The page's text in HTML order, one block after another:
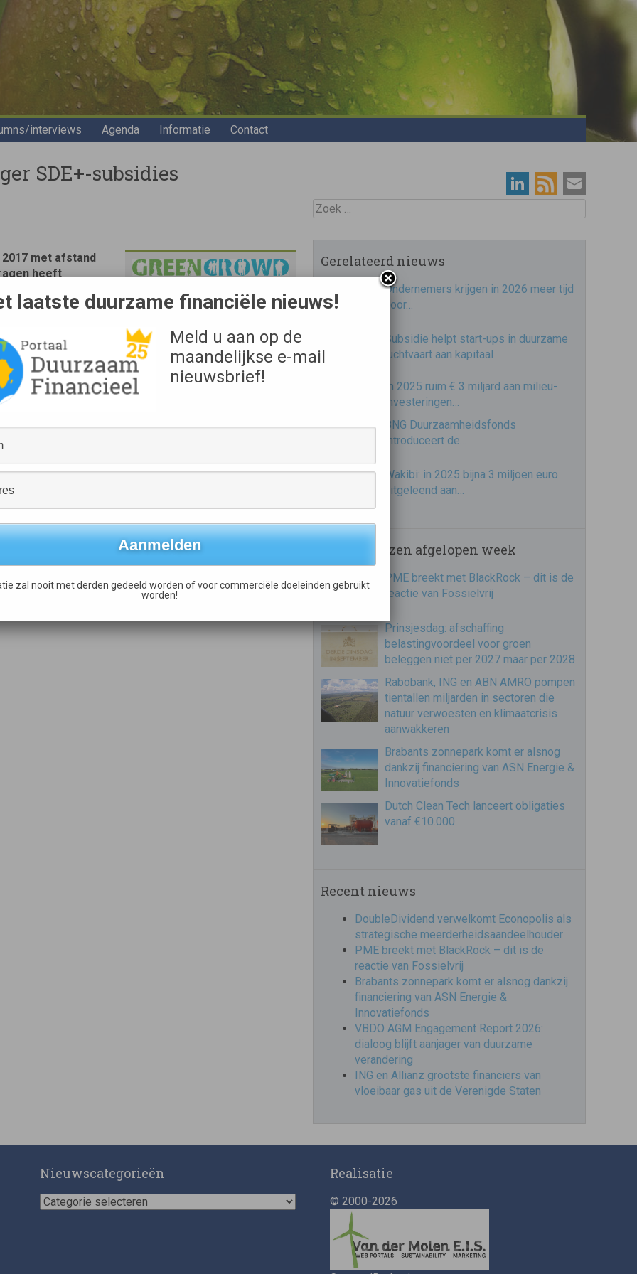
interviews Agenda Informatie Contact
SDE+-subsidies
Bron
Greencrowd
met afstand
heeft
en daarmee
aangevraagd.
gekomen, dus
haar best om de
te zorgen dat de aanvragen voor RVO ook beter te
zelfs meer dan 300 aanvragen in te gaan dienen,
mee wordt samengewerkt.
action on climate change→
Zoek
Gerelateerd nieuws
Ondernemers krijgen in 2026 meer tijd
voor…
Subsidie helpt start-ups in duurzame
luchtvaart aan kapitaal
In 2025 ruim € 3 miljard aan milieu-
investeringen…
BNG Duurzaamheidsfonds
introduceert de…
Wakibi: in 2025 bijna 3 miljoen euro
uitgeleend aan…
Meest gelezen afgelopen week
PME breekt met BlackRock – dit is de
reactie van Fossielvrij
Prinsjesdag: afschaffing
belastingvoordeel voor groen
beleggen niet per 2027 maar per 2028
Rabobank, ING en ABN AMRO pompen
tientallen miljarden in sectoren die
natuur verwoesten en klimaatcrisis
aanwakkeren
Brabants zonnepark komt er alsnog
dankzij financiering van ASN Energie &
Innovatiefonds
Dutch Clean Tech lanceert obligaties
vanaf €10.000
Recent nieuws
DoubleDividend verwelkomt Econopolis als
strategische meerderheidsaandeelhouder
PME breekt met BlackRock – dit is de
reactie van Fossielvrij
Brabants zonnepark komt er alsnog dankzij
financiering van ASN Energie &
Innovatiefonds
VBDO AGM Engagement Report 2026:
dialoog blijft aanjager van duurzame
verandering
ING en Allianz grootste financiers van
vloeibaar gas uit de Verenigde Staten
Nieuwscategorieën
Nieuwscategorieën
Realisatie
© 2000-2026
laatste duurzame financiële nieuws!
Meld u aan op de
maandelijkse e-mail
nieuwsbrief!
zal nooit met derden gedeeld worden of voor commerciële doeleinden gebruikt
worden!